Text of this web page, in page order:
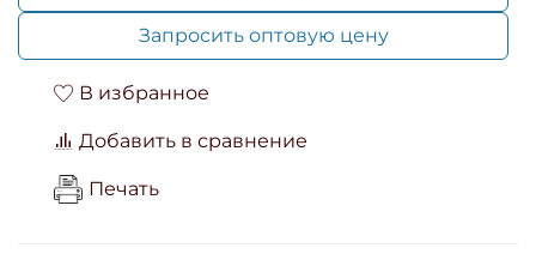
Запросить оптовую цену
В избранное
Добавить в сравнение
Печать